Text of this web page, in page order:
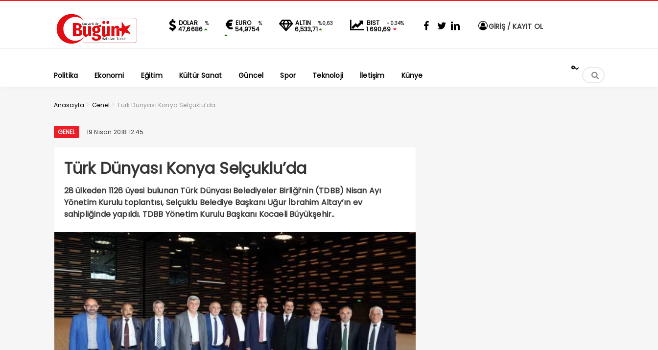
DOLAR %
47,6686
EURO %
54,9754
ALTIN %0,63
6,533,71
BIST -0.34%
1.690,69 GİRİŞ / KAYIT OL
Politika Ekonomi Eğitim Kültür Sanat Güncel Spor Teknoloji İletişim Künye
°
Anasayfa > Genel >Türk Dünyası Konya Selçuklu’da
GENEL 19 Nisan 2018 12:45
Türk Dünyası Konya Selçuklu’da
28 ülkeden 1126 üyesi bulunan Türk Dünyası Belediyeler Birliği’nin (TDBB) Nisan Ayı
Yönetim Kurulu toplantısı, Selçuklu Belediye Başkanı Uğur İbrahim Altay’ın ev
sahipliğinde yapıldı. TDBB Yönetim Kurulu Başkanı Kocaeli Büyükşehir..